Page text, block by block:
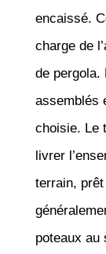
encaissé.
charge de
de pergola.
assemblés
choisie. Le
livrer
terrain,
poteaux au